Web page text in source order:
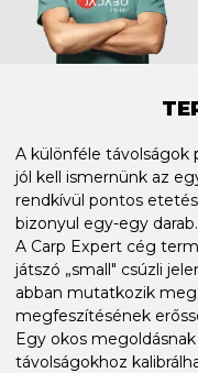
A különféle távolságok
jól kell ismernünk az
rendkívül pontos
bizonyul egy-egy darab.
A Carp Expert cég
játszó „small" csúzli
abban mutatkozik
megfeszítésének
Egy okos
távolságokhoz